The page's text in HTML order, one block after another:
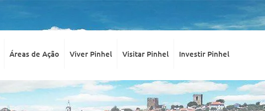
Áreas de Ação Viver Pinhel Visitar Pinhel Investir Pinhel